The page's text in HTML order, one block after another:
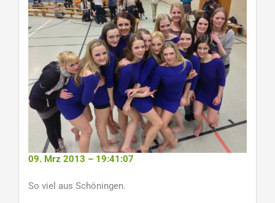
09. Mrz 2013 – 19:41:07
So viel aus Schöningen.